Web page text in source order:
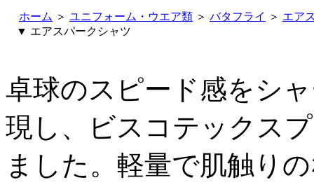
ホーム ＞ ユニフォーム・ウエア類 ＞ バタフライ ＞ エア
▼ エアスパークシャツ
卓球のスピード感をシ
現し、ビスコテックス
ました。軽量で肌触り